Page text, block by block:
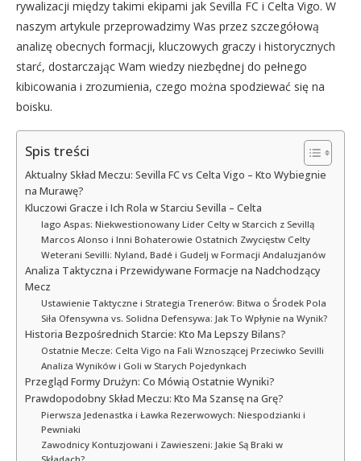
rywalizacji między takimi ekipami jak Sevilla FC i Celta Vigo. W
naszym artykule przeprowadzimy Was przez szczegółową
analizę obecnych formacji, kluczowych graczy i historycznych
starć, dostarczając Wam wiedzy niezbędnej do pełnego
kibicowania i zrozumienia, czego można spodziewać się na
boisku.
Spis treści
Aktualny Skład Meczu: Sevilla FC vs Celta Vigo – Kto Wybiegnie
na Murawę?
Kluczowi Gracze i Ich Rola w Starciu Sevilla – Celta
Iago Aspas: Niekwestionowany Lider Celty w Starcich z Sevillą
Marcos Alonso i Inni Bohaterowie Ostatnich Zwycięstw Celty
Weterani Sevilli: Nyland, Badé i Gudelj w Formacji Andaluzjanów
Analiza Taktyczna i Przewidywane Formacje na Nadchodzący
Mecz
Ustawienie Taktyczne i Strategia Trenerów: Bitwa o Środek Pola
Siła Ofensywna vs. Solidna Defensywa: Jak To Wpłynie na Wynik?
Historia Bezpośrednich Starcie: Kto Ma Lepszy Bilans?
Ostatnie Mecze: Celta Vigo na Fali Wznoszącej Przeciwko Sevilli
Analiza Wyników i Goli w Starych Pojedynkach
Przegląd Formy Drużyn: Co Mówią Ostatnie Wyniki?
Prawdopodobny Skład Meczu: Kto Ma Szansę na Grę?
Pierwsza Jedenastka i Ławka Rezerwowych: Niespodzianki i
Pewniaki
Zawodnicy Kontuzjowani i Zawieszeni: Jakie Są Braki w